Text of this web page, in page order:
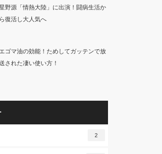
野源「情熱大陸」に出演！闘病生活か
ら復活し大人気へ
エゴマ油の効能！ためしてガッテンで放
された凄い使い方！
2